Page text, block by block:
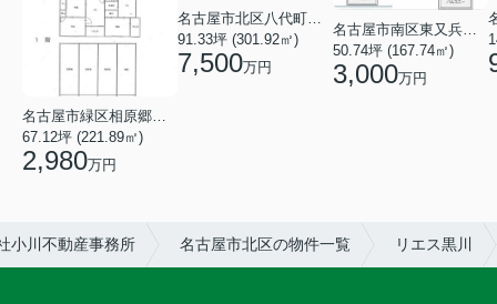
67.12坪 (221.89㎡)
2,980万円
名古屋市北区八代町２丁目
91.33坪 (301.92㎡)
7,500万円
名古屋市南区東又兵ヱ町４丁目
50.74坪 (167.74㎡)
3,000万円
小川不動産事務所 名古屋市北区の物件一覧 リエス黒川